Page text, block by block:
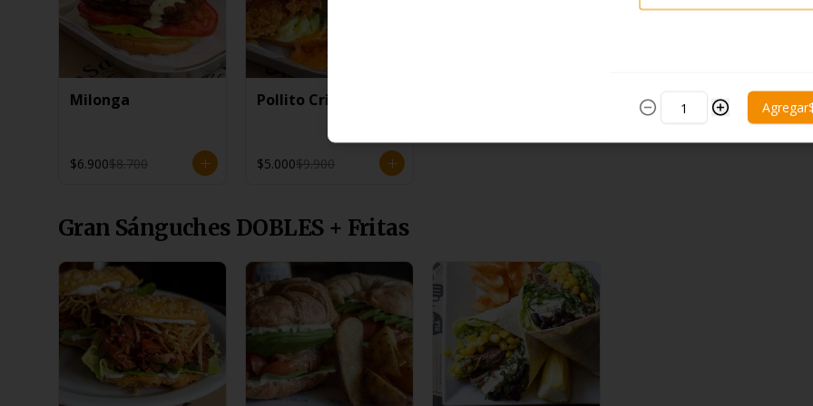
Milonga
$6.900$8.700
Pollito Crispy
$5.000$9.900
Gran Sánguches DOBLES + Fritas
Agregar